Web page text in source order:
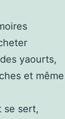
yaourts,
et même
se sert,